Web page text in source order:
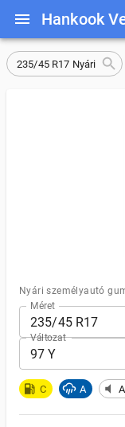
235/45 R17 Nyári
Nyári személyautó
Méret
235/45 R17
Változat
97 Y
C A